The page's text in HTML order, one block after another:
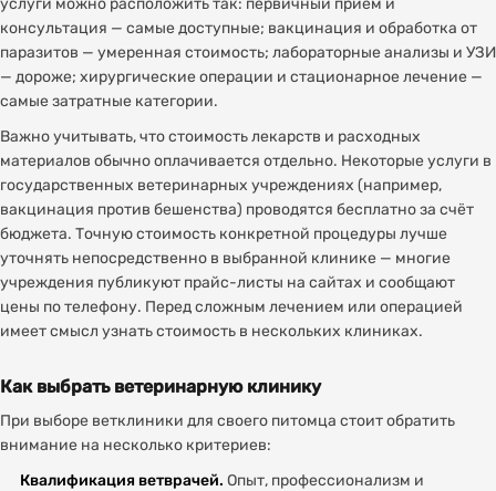
услуги можно расположить так: первичный приём и
консультация — самые доступные; вакцинация и обработка от
паразитов — умеренная стоимость; лабораторные анализы и УЗИ
— дороже; хирургические операции и стационарное лечение —
самые затратные категории.
Важно учитывать, что стоимость лекарств и расходных
материалов обычно оплачивается отдельно. Некоторые услуги в
государственных ветеринарных учреждениях (например,
вакцинация против бешенства) проводятся бесплатно за счёт
бюджета. Точную стоимость конкретной процедуры лучше
уточнять непосредственно в выбранной клинике — многие
учреждения публикуют прайс-листы на сайтах и сообщают
цены по телефону. Перед сложным лечением или операцией
имеет смысл узнать стоимость в нескольких клиниках.
Как выбрать ветеринарную клинику
При выборе ветклиники для своего питомца стоит обратить
внимание на несколько критериев:
Квалификация ветврачей. Опыт, профессионализм и